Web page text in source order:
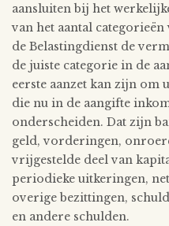
aansluiten bij het
van het aantal
de Belastingdienst de
de juiste categorie in de
eerste aanzet kan zijn om
die nu in de aangifte
onderscheiden. Dat zijn
geld, vorderingen,
vrijgestelde deel van
periodieke uitkeringen,
overige bezittingen,
en andere schulden.